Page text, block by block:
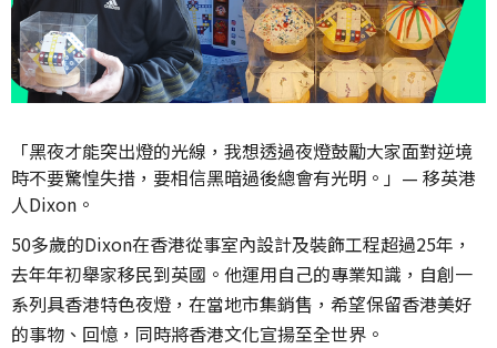
「黑夜才能突出燈的光線，我想透過夜燈鼓勵大家面對逆境
時不要驚惶失措，要相信黑暗過後總會有光明。」— 移英港
人Dixon。
50多歲的Dixon在香港從事室內設計及裝飾工程超過25年，
去年年初舉家移民到英國。他運用自己的專業知識，自創一
系列具香港特色夜燈，在當地市集銷售，希望保留香港美好
的事物、回憶，同時將香港文化宣揚至全世界。